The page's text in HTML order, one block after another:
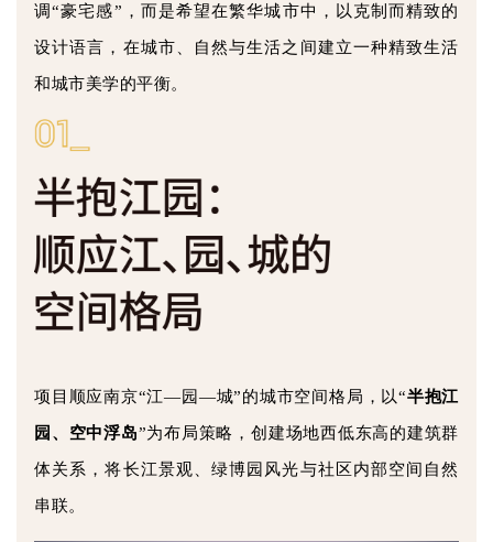
企业会员
关于投稿
广告投放
关于我们
联系我们
调“豪宅感”，而是希望在繁华城市中，以克制而精致的
设计语言，在城市、自然与生活之间建立一种精致生活
和城市美学的平衡。
项目顺应南京“江—园—城”的城市空间格局，以“半抱江
园、空中浮岛”为布局策略，创建场地西低东高的建筑群
体关系，将长江景观、绿博园风光与社区内部空间自然
串联。